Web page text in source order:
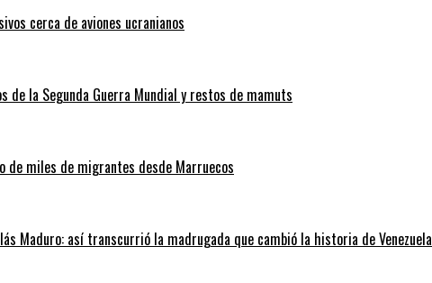
cerca de aviones ucranianos
de la Segunda Guerra Mundial y restos de mamuts
de miles de migrantes desde Marruecos
Maduro: así transcurrió la madrugada que cambió la historia de Venezuela